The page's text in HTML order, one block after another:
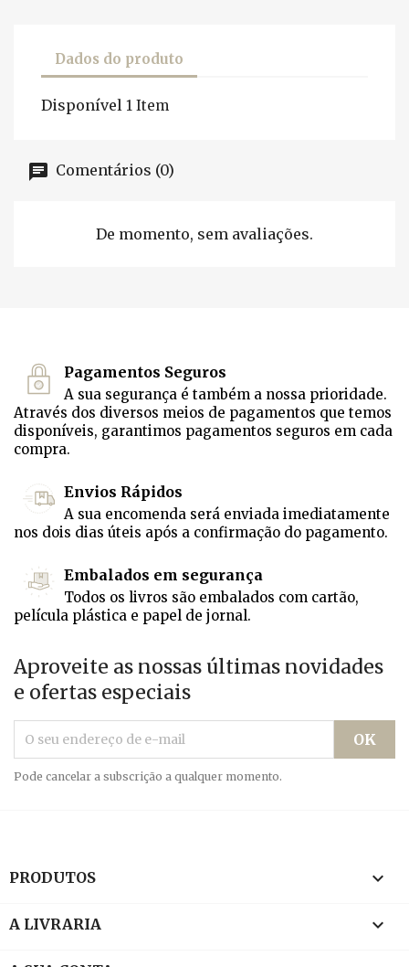
Dados do produto
Disponível 1 Item
Comentários (0)
De momento, sem avaliações.
Pagamentos Seguros
A sua segurança é também a nossa prioridade.
Através dos diversos meios de pagamentos que temos
disponíveis, garantimos pagamentos seguros em cada
compra.
Envios Rápidos
A sua encomenda será enviada imediatamente
nos dois dias úteis após a confirmação do pagamento.
Embalados em segurança
Todos os livros são embalados com cartão,
película plástica e papel de jornal.
Aproveite as nossas últimas novidades
e ofertas especiais
Pode cancelar a subscrição a qualquer momento.
PRODUTOS 
A LIVRARIA 